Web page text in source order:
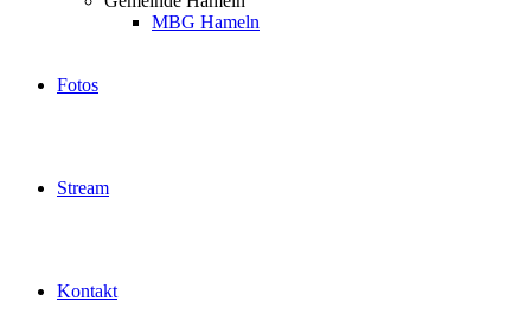
MBG Hameln
Fotos
Stream
Kontakt
Intern
Kinderfest 2026
Logout
MBG Hameln